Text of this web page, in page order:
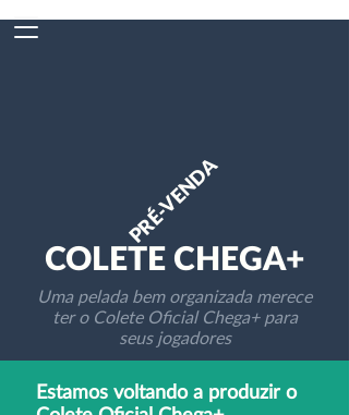
PRÉ-VENDA
COLETE CHEGA+
Uma pelada bem organizada merece
ter o Colete Oficial Chega+ para
seus jogadores
Estamos voltando a produzir o